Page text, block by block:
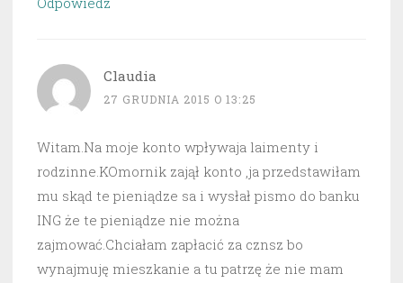
Claudia
27 GRUDNIA 2015 O 13:25
Witam.Na moje konto wpływaja laimenty i
rodzinne.KOmornik zajął konto ,ja przedstawiłam
mu skąd te pieniądze sa i wysłał pismo do banku
ING że te pieniądze nie można
zajmować.Chciałam zapłacić za cznsz bo
wynajmuję mieszkanie a tu patrzę że nie mam